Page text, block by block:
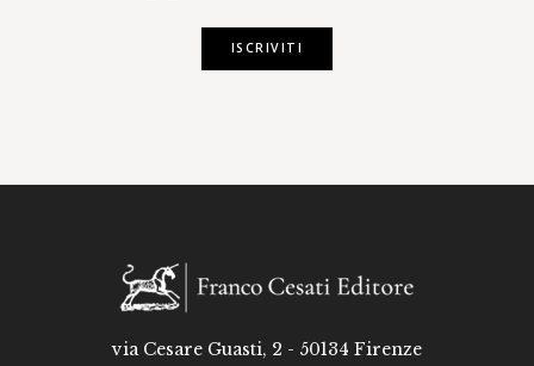
ISCRIVITI
via Cesare Guasti, 2 - 50134 Firenze